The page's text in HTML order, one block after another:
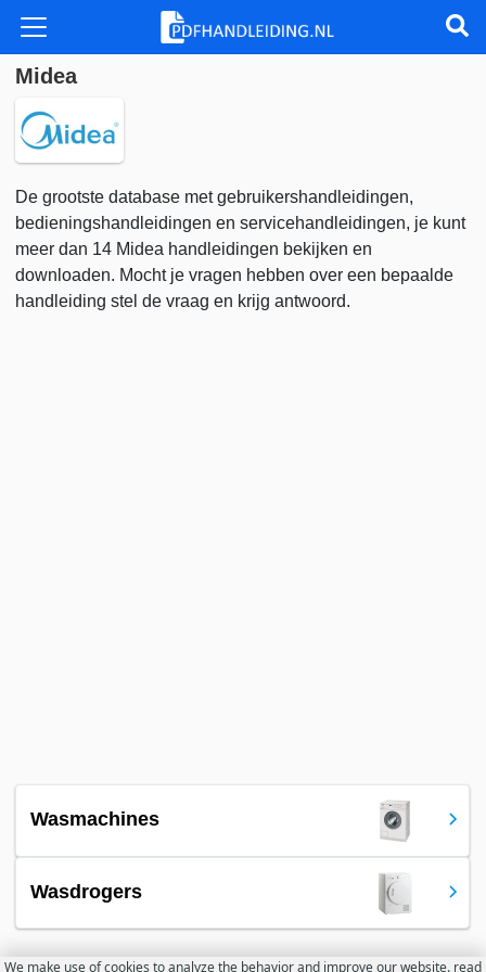
Midea
De grootste database met gebruikershandleidingen,
bedieningshandleidingen en servicehandleidingen, je kunt
meer dan 14 Midea handleidingen bekijken en
downloaden. Mocht je vragen hebben over een bepaalde
handleiding stel de vraag en krijg antwoord.
Wasmachines
Wasdrogers
We make use of cookies to analyze the behavior and improve our website. read